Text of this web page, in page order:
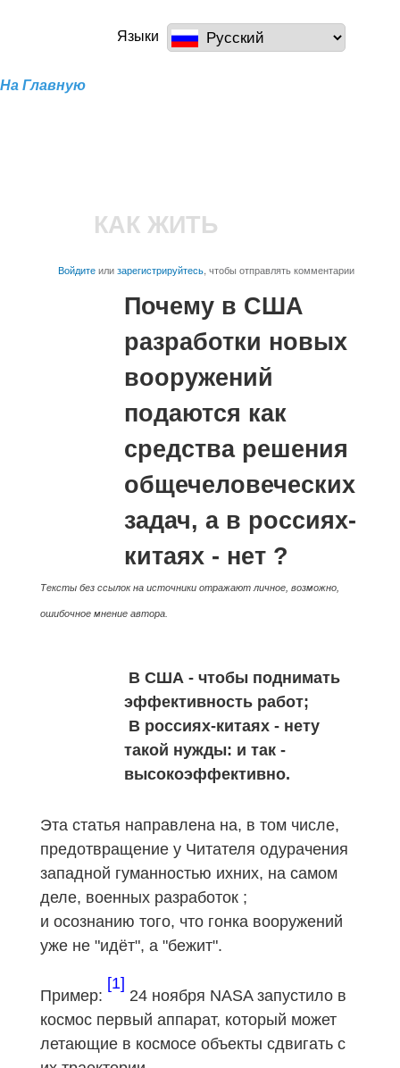
основному
содержанию
a100z.comЯзыки
На Главную
КАК ЖИТЬ
Войдитеилизарегистрируйтесь, чтобы отправлять комментарии
Почему в США
разработки новых
вооружений
подаются как
средства решения
общечеловеческих
задач, а в россиях-
китаях - нет ?
Тексты без ссылок на источники отражают личное, возможно,
ошибочное мнение автора.
В США - чтобы поднимать
эффективность работ;
В россиях-китаях - нету
такой нужды: и так -
высокоэффективно.
Эта статья направлена на, в том числе,
предотвращение у Читателя одурачения
западной гуманностью ихних, на самом
деле, военных разработок ;
и осознанию того, что гонка вооружений
уже не "идёт", а "бежит".
Пример:
[1]
24 ноября NASA запустило в
космос первый аппарат, который может
летающие в космосе объекты сдвигать с